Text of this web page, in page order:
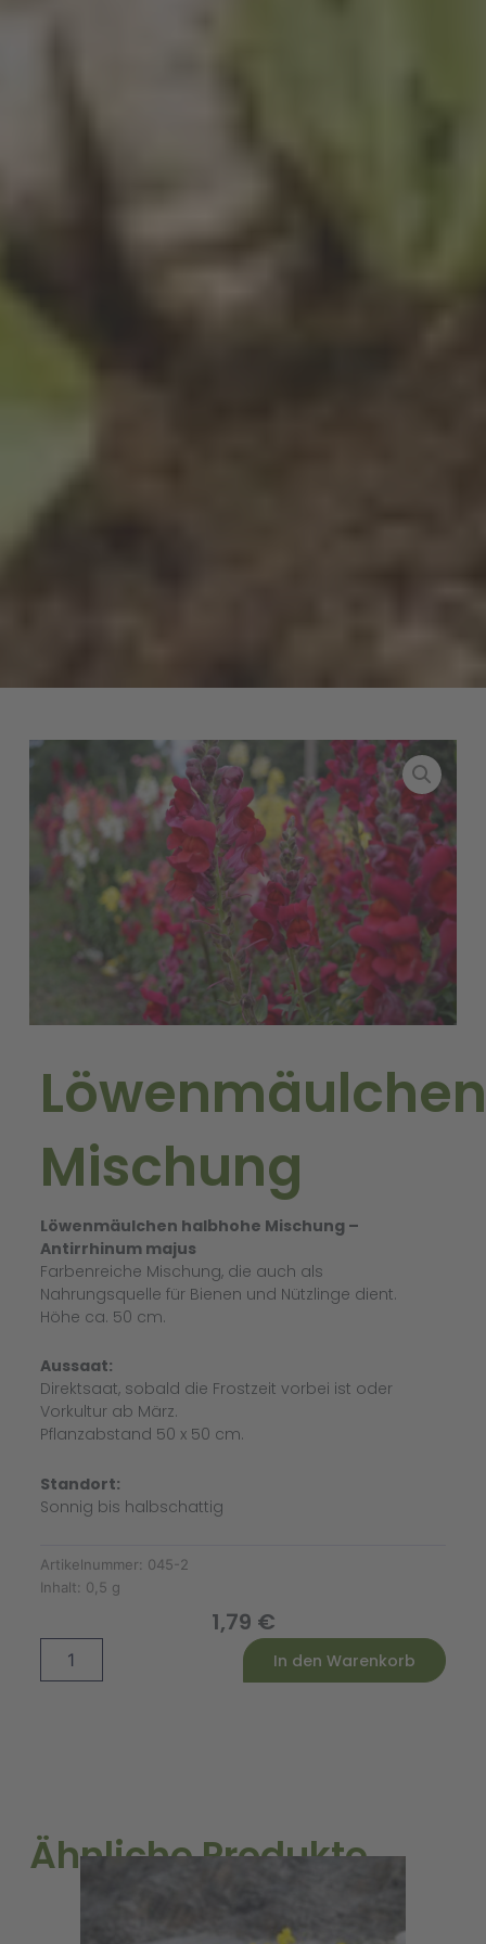
Löwenmäulchen
Mischung
Löwenmäulchen halbhohe Mischung –
Antirrhinum majus
Farbenreiche Mischung, die auch als
Nahrungsquelle für Bienen und Nützlinge dient.
Höhe ca. 50 cm.
Aussaat:
Direktsaat, sobald die Frostzeit vorbei ist oder
Vorkultur ab März.
Pflanzabstand 50 x 50 cm.
Standort:
Sonnig bis halbschattig
Artikelnummer: 045-2
Inhalt: 0,5 g
1,79 €
Mischung
In den Warenkorb
Alternative:
Ähnliche Produkte